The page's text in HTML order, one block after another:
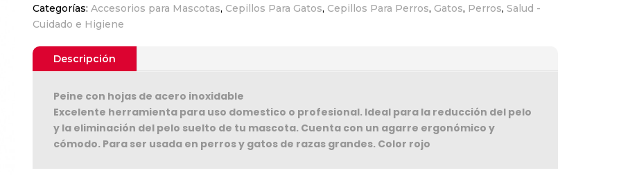
Categorías: Accesorios para Mascotas, Cepillos Para Gatos, Cepillos Para Perros, Gatos, Perros, Salud -
Cuidado e Higiene
Descripción
Peine con hojas de acero inoxidable
Excelente herramienta para uso domestico o profesional. Ideal para la reducción del pelo
y la eliminación del pelo suelto de tu mascota. Cuenta con un agarre ergonómico y
cómodo. Para ser usada en perros y gatos de razas grandes. Color rojo